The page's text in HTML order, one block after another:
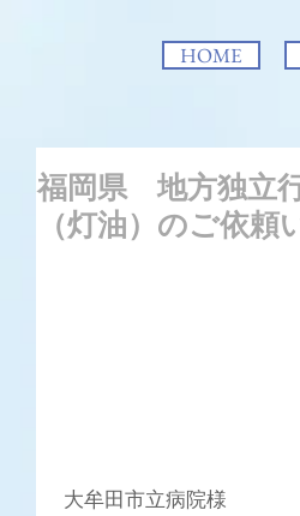
HOME
福岡県 地方独立
（灯油）のご依頼
大牟田市立病院様